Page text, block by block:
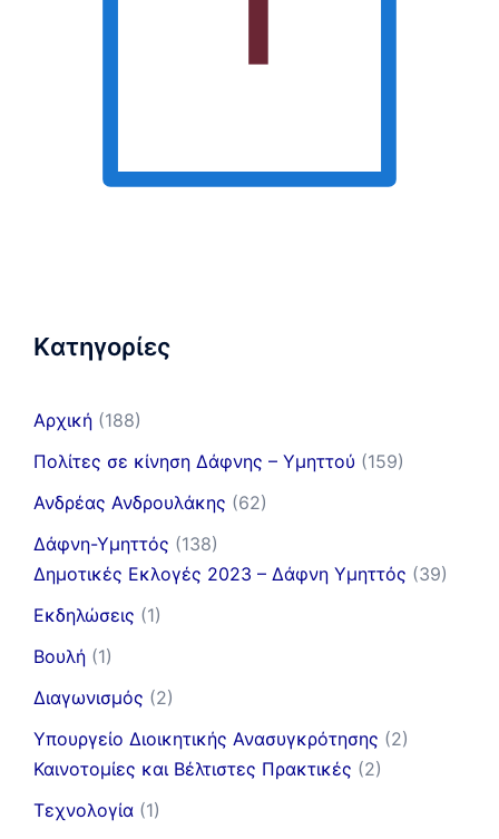
Kατηγορίες
Αρχική (188)
Πολίτες σε κίνηση Δάφνης – Υμηττού (159)
Ανδρέας Ανδρουλάκης (62)
Δάφνη-Υμηττός (138)
Δημοτικές Εκλογές 2023 – Δάφνη Υμηττός (39)
Εκδηλώσεις (1)
Βουλή (1)
Διαγωνισμός (2)
Υπουργείο Διοικητικής Ανασυγκρότησης (2)
Καινοτομίες και Βέλτιστες Πρακτικές (2)
Τεχνολογία (1)